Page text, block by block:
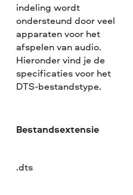
indeling wordt
ondersteund door veel
apparaten voor het
afspelen van audio.
Hieronder vind je de
specificaties voor het
DTS-bestandstype.
Bestandsextensie
.dts